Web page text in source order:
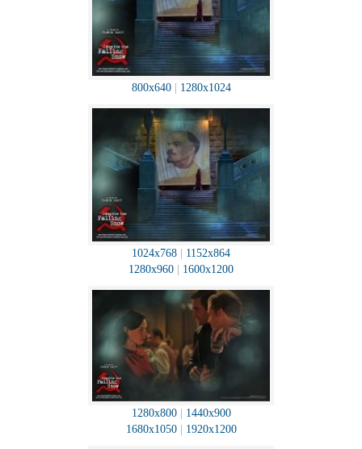
800x640| 1280x1024
1024x768
1152x864
1280x960
1600x1200
1280x800| 1440x900
1680x1050| 1920x1200